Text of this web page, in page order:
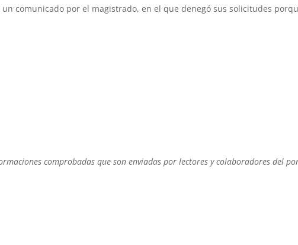
comunicado por el magistrado, en el que denegó sus solicitudes
comprobadas que son enviadas por lectores y colaboradores del